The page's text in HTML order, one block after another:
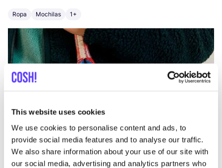
This website uses cookies
We use cookies to personalise content and ads, to
provide social media features and to analyse our traffic.
We also share information about your use of our site with
our social media, advertising and analytics partners who
Ropa Mochilas 1+